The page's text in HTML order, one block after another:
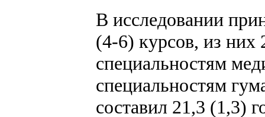
В исследовании
(4-6) курсов, из них
специальностям
специальностям
составил 21,3 (1,3)